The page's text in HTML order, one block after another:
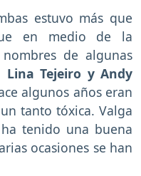
estuvo más que
en medio de la
de algunas
Lina Tejeiro y Andy
algunos años eran
tanto tóxica. Valga
tenido una buena
ocasiones se han